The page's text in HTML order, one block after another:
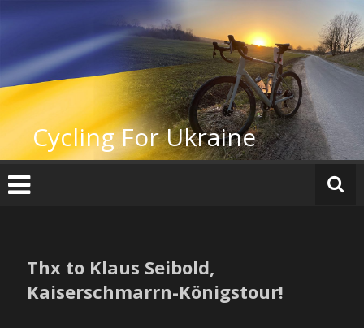
springen
Cycling For Ukraine
Thx to Klaus Seibold,
Kaiserschmarrn-Königstour!